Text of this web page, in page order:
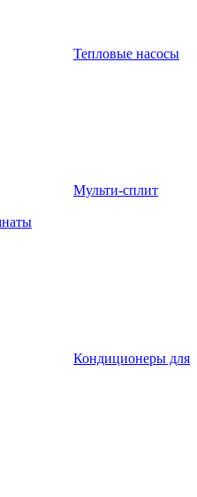
Тепловые насосы
Мульти-сплит
Кондиционеры для